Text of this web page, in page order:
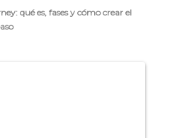
qué es, fases y cómo crear el